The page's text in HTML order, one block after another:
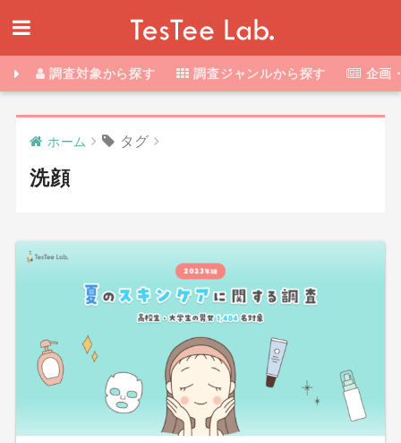
調査対象から探す 調査ジャンルから探す 企画
ホーム タグ
洗顔